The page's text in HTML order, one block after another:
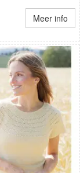
Meer info